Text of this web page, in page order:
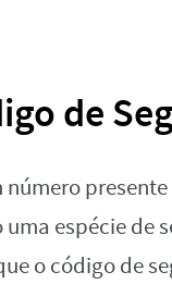
de
número
espécie de
o código de